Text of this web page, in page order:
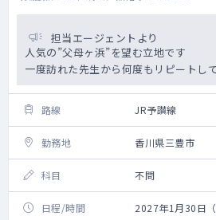
担当エージェントより
人気の”父母ヶ浜”を望む立地です
一度訪れた先生から何度もリピートし
路線 JR予讃線
勤務地 香川県三豊市
科目 不問
日程/時間 2027年1月30日